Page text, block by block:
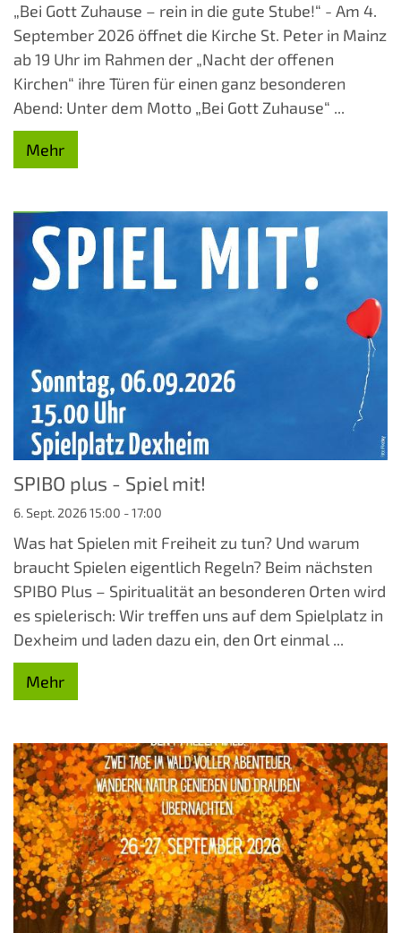
„Bei Gott Zuhause – rein in die gute Stube!“ - Am 4.
September 2026 öffnet die Kirche St. Peter in Mainz
ab 19 Uhr im Rahmen der „Nacht der offenen
Kirchen“ ihre Türen für einen ganz besonderen
Abend: Unter dem Motto „Bei Gott Zuhause“ ...
Mehr
SPIBO plus - Spiel mit!
6. Sept. 2026 15:00 - 17:00
Was hat Spielen mit Freiheit zu tun? Und warum
braucht Spielen eigentlich Regeln? Beim nächsten
SPIBO Plus – Spiritualität an besonderen Orten wird
es spielerisch: Wir treffen uns auf dem Spielplatz in
Dexheim und laden dazu ein, den Ort einmal ...
Mehr